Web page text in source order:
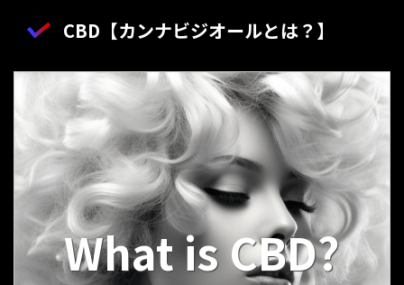
CBD【カンナビジオールとは？】
What is CBD?